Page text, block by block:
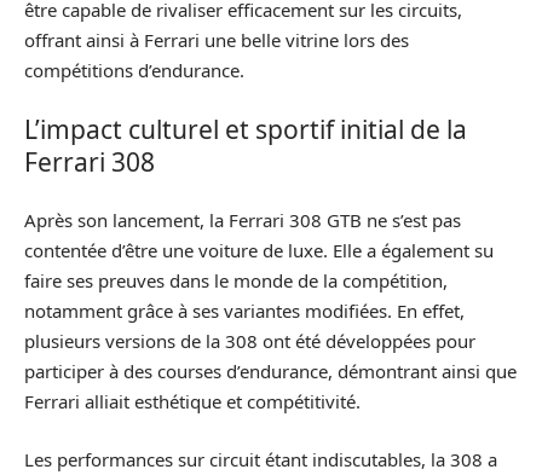
être capable de rivaliser efficacement sur les circuits,
offrant ainsi à Ferrari une belle vitrine lors des
compétitions d’endurance.
L’impact culturel et sportif initial de la
Ferrari 308
Après son lancement, la Ferrari 308 GTB ne s’est pas
contentée d’être une voiture de luxe. Elle a également su
faire ses preuves dans le monde de la compétition,
notamment grâce à ses variantes modifiées. En effet,
plusieurs versions de la 308 ont été développées pour
participer à des courses d’endurance, démontrant ainsi que
Ferrari alliait esthétique et compétitivité.
Les performances sur circuit étant indiscutables, la 308 a